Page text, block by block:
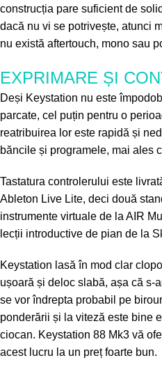
construcția pare suficient de
dacă nu vi se potrivește, atunci
nu există aftertouch, mono sau
EXPRIMARE ȘI
Deși Keystation nu este
parcate, cel puțin pentru o
reatribuirea lor este rapidă și
băncile și programele, mai ales
Tastatura controlerului este
Ableton Live Lite, deci două
instrumente virtuale de la AIR
lecții introductive de pian de la
Keystation lasă în mod clar
ușoară și deloc slabă, așa că s-
se vor îndrepta probabil pe
ponderării și la viteză este bine
ciocan. Keystation 88 Mk3 vă
acest lucru la un preț foarte bun.